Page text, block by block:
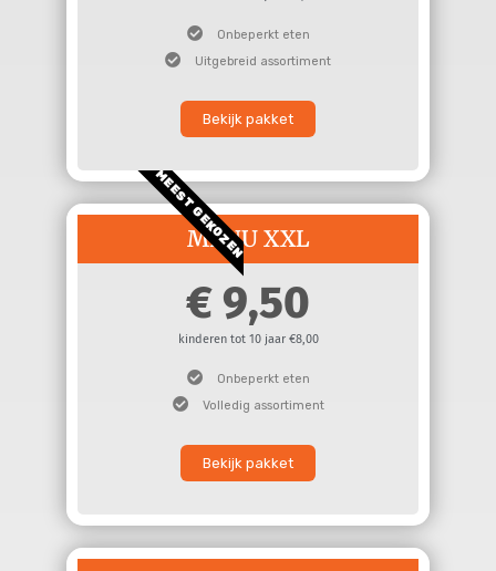
Onbeperkt eten
Uitgebreid assortiment
Bekijk pakket
MEEST GEKOZEN
MENU XXL
9,50
kinderen tot 10 jaar €8,00
Onbeperkt eten
Volledig assortiment
Bekijk pakket